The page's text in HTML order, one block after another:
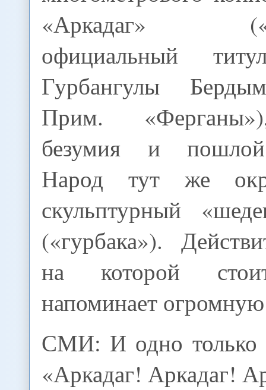
«Аркадаг»
официальный
Гурбангулы
Прим.
безумия и пошлой
Народ тут же
скульптурный
(«гурбака»).
на которой
напоминает
СМИ: И одно только
«Аркадаг! Аркадаг!